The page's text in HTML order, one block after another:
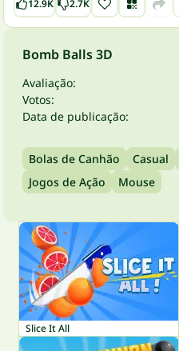
12.9K 2.7K
Bomb Balls 3D
Avaliação:
Votos:
Data de publicação:
Bolas de Canhão Casual
Jogos de Ação
Mouse
Slice It All